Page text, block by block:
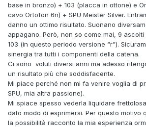
base in bronzo) + 103 (placca in ottone) e
cavo Ortofon 6n) + SPU Meister Silver.
danno un ottimo risultato. Suonano
appagano. Però, non so come mai, 9
103 (in questo periodo versione “r”).
sinergia tra tutti i componenti della catena.
Ci sono voluti diversi anni ma adesso
un risultato più che soddisfacente.
Mi piace perché non mi fa venire voglia di
SPU, mia altra passione).
Mi spiace spesso vederla liquidare
dato modo di esprimersi. Per questo motivo
la possibilità racconto la mia esperienza